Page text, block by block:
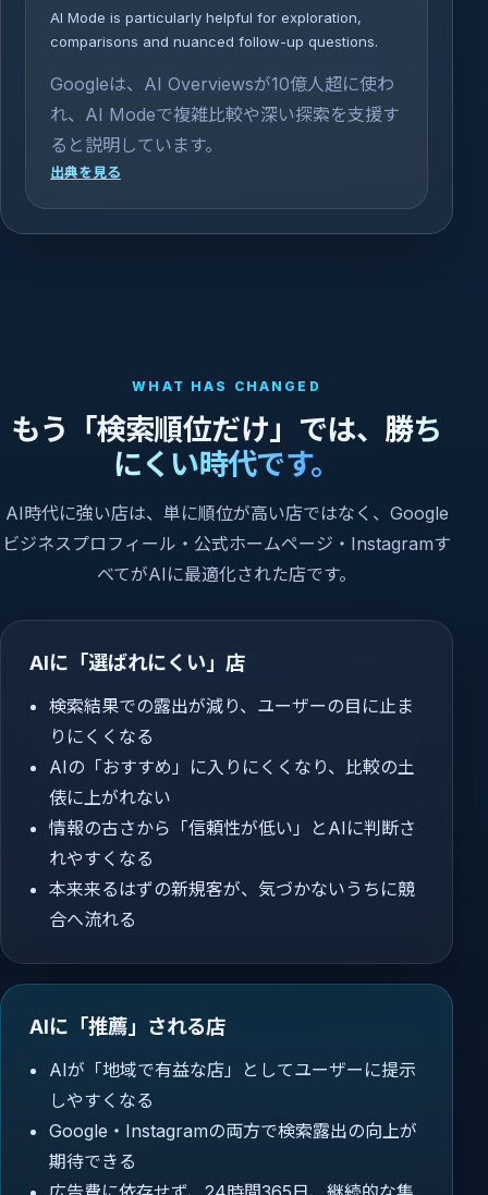
AI Mode is particularly helpful for exploration,
comparisons and nuanced follow-up questions.
Googleは、AI Overviewsが10億人超に使わ
れ、AI Modeで複雑比較や深い探索を支援す
ると説明しています。
出典を見る
WHAT HAS CHANGED
もう「検索順位だけ」では、 勝ち
にくい時代です。
AI時代に強い店は、単に順位が高い店ではなく、Google
ビジネスプロフィール・公式ホームページ・Instagramす
べてがAIに最適化された店です。
AIに「選ばれにくい」店
検索結果での露出が減り、ユーザーの目に止ま
りにくくなる
AIの「おすすめ」に入りにくくなり、比較の土
俵に上がれない
情報の古さから「信頼性が低い」とAIに判断さ
れやすくなる
本来来るはずの新規客が、気づかないうちに競
合へ流れる
AIに「推薦」される店
AIが「地域で有益な店」としてユーザーに提示
しやすくなる
Google・Instagramの両方で検索露出の向上が
期待できる